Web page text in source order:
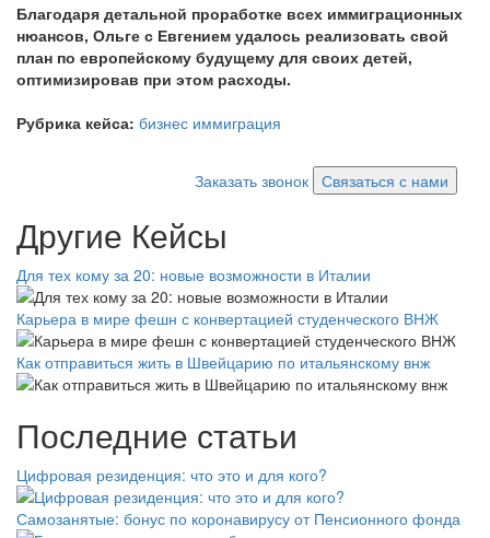
Благодаря детальной проработке всех иммиграционных
нюансов, Ольге с Евгением удалось реализовать свой
план по европейскому будущему для своих детей,
оптимизировав при этом расходы.
Рубрика кейса: бизнес иммиграция
Заказать звонок Связаться с нами
Другие Кейсы
Для тех кому за 20: новые возможности в Италии
Карьера в мире фешн с конвертацией студенческого ВНЖ
Как отправиться жить в Швейцарию по итальянскому внж
Последние статьи
Цифровая резиденция: что это и для кого?
Самозанятые: бонус по коронавирусу от Пенсионного фонда